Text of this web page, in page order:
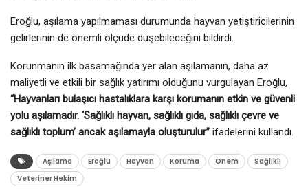
Eroğlu, aşılama yapılmaması durumunda hayvan yetiştiricilerinin
gelirlerinin de önemli ölçüde düşebileceğini bildirdi.
Korunmanın ilk basamağında yer alan aşılamanın, daha az
maliyetli ve etkili bir sağlık yatırımı olduğunu vurgulayan Eroğlu,
“Hayvanları bulaşıcı hastalıklara karşı korumanın etkin ve güvenli
yolu aşılamadır. ‘Sağlıklı hayvan, sağlıklı gıda, sağlıklı çevre ve
sağlıklı toplum’ ancak aşılamayla oluşturulur” ifadelerini kullandı.
Aşılama Eroğlu Hayvan Koruma Önem
Sağlıklı
Veteriner Hekim